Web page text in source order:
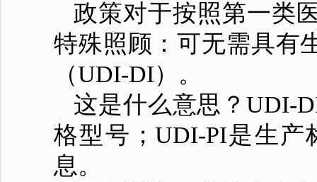
政策对于按照第一类
特殊照顾：可无需具有
（UDI-DI）。
这是什么意思？UDI-
格型号；UDI-PI是生
息。